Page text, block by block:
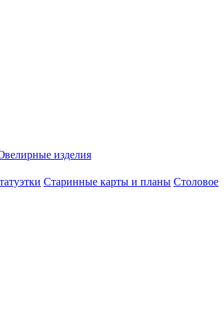
изделия
Старинные карты и планы Столовое